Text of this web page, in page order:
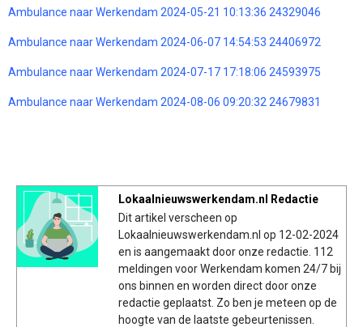
Ambulance naar Werkendam 2024-05-21 10:13:36 24329046
Ambulance naar Werkendam 2024-06-07 14:54:53 24406972
Ambulance naar Werkendam 2024-07-17 17:18:06 24593975
Ambulance naar Werkendam 2024-08-06 09:20:32 24679831
Lokaalnieuwswerkendam.nl Redactie
Dit artikel verscheen op
Lokaalnieuwswerkendam.nl op 12-02-2024
en is aangemaakt door onze redactie. 112
meldingen voor Werkendam komen 24/7 bij
ons binnen en worden direct door onze
redactie geplaatst. Zo ben je meteen op de
hoogte van de laatste gebeurtenissen.